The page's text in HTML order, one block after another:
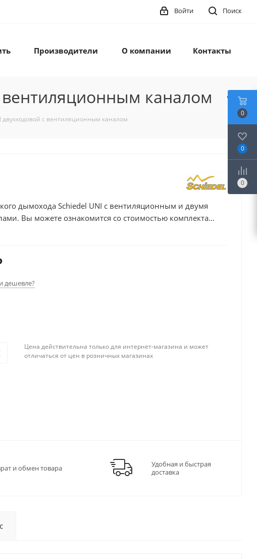
Поиск
Войти
Производители О компании Контакты
каналом
с вентиляционным каналом
дымохода Schiedel UNI с вентиляционным и двумя
Вы можете ознакомится со стоимостью комплекта
купить дымоход из керамики Schiedel UNI с дымоходными
дешевле?
Цена действительна только для интернет-магазина и может
отличаться от цен в розничных магазинах
и обмен товара
Удобная и быстрая
доставка
0
0
0